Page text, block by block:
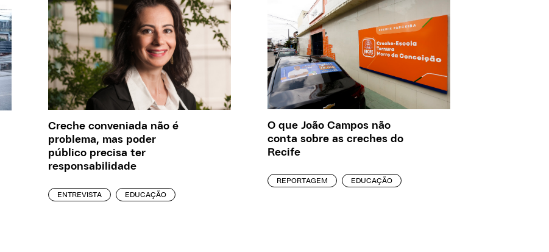
Creche conveniada não é
problema, mas poder
público precisa ter
responsabilidade
ENTREVISTA EDUCAÇÃO
O que João Campos não
conta sobre as creches do
Recife
REPORTAGEM EDUCAÇÃO